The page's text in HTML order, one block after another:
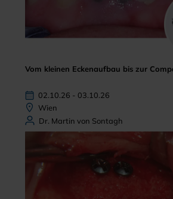
Vom kleinen Eckenaufbau bis zur
02.10.26 - 03.10.26
Wien
Dr. Martin von Sontagh